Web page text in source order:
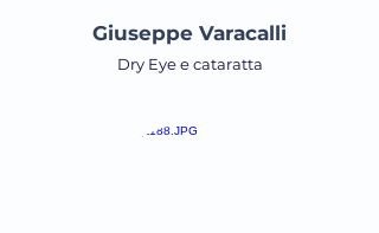
Giuseppe Varacalli
Dry Eye e cataratta